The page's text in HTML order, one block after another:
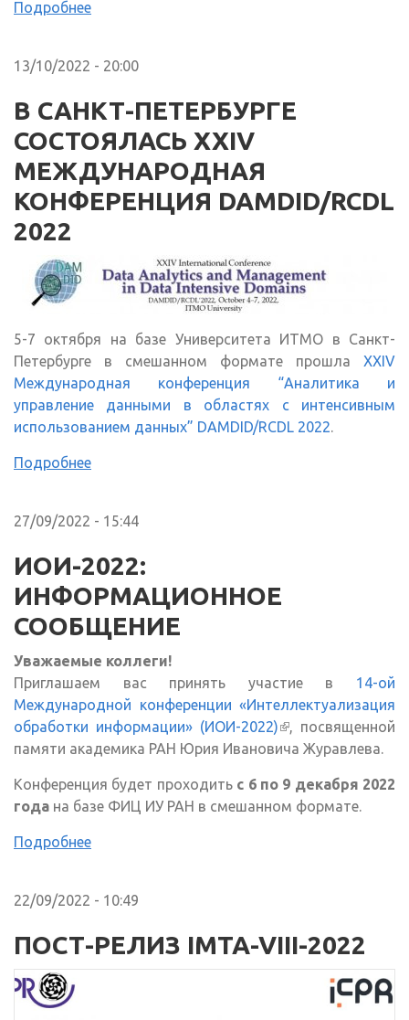
Подробнее
13/10/2022 - 20:00
В САНКТ-ПЕТЕРБУРГЕ
СОСТОЯЛАСЬ XXIV
МЕЖДУНАРОДНАЯ
КОНФЕРЕНЦИЯ DAMDID/RCDL
2022
5-7 октября на базе Университета ИТМО в Санкт-
Петербурге в смешанном формате прошла XXIV
Международная конференция “Аналитика и
управление данными в областях с интенсивным
использованием данных” DAMDID/RCDL 2022.
Подробнее
27/09/2022 - 15:44
ИОИ-2022:
ИНФОРМАЦИОННОЕ
СООБЩЕНИЕ
Уважаемые коллеги!
Приглашаем вас принять участие в 14-ой
Международной конференции «Интеллектуализация
обработки информации» (ИОИ-2022)(внешняя ссылка)
, посвященной
памяти академика РАН Юрия Ивановича Журавлева.
Конференция будет проходить с 6 по 9 декабря 2022
года на базе ФИЦ ИУ РАН в смешанном формате.
Подробнее
22/09/2022 - 10:49
ПОСТ-РЕЛИЗ IMTA-VIII-2022